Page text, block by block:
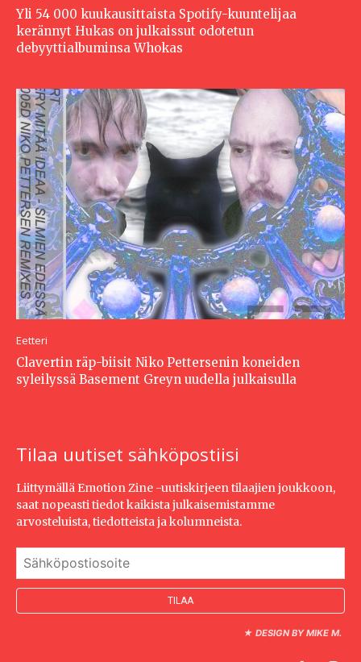
Yli 54 000 kuukausittaista Spotify-kuuntelijaa
kerännyt Hukas on julkaissut odotetun
debyyttialbuminsa Whokas
Eetteri
Clavertin räp-biisit Niko Pettersenin koneiden
syleilyssä Basement Greyn uudella julkaisulla
Tilaa uutiset sähköpostiisi
Liittymällä Emotion Zine -uutiskirjeen tilaajien joukkoon,
saat nopeasti tiedot kaikista julkaisemistamme
arvosteluista, tiedotteista ja kolumneista.
★ DESIGN BY MIKE M.